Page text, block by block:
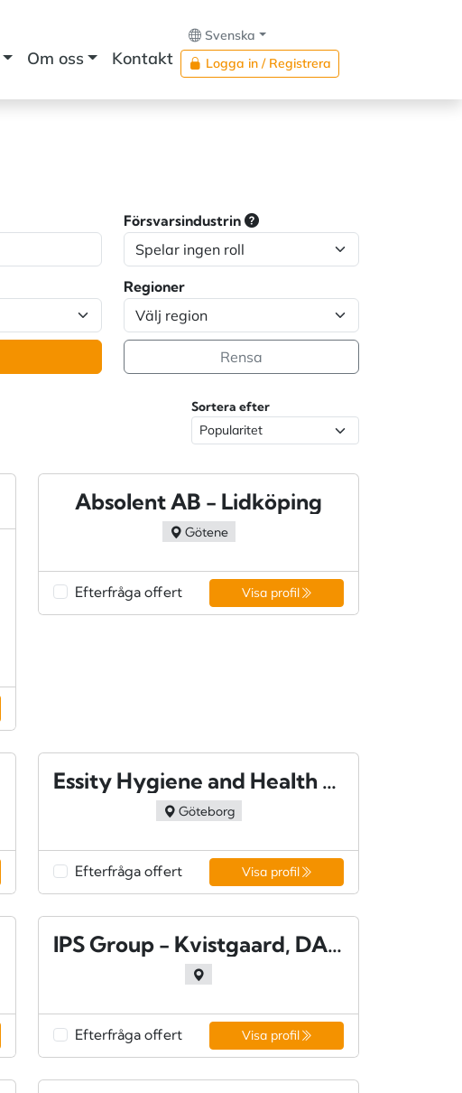
Om oss Kontakt
Svenska
Logga in / Registrera
Försvarsindustrin
Regioner
Rensa
Sortera efter
Absolent AB - Lidköping
Götene
Efterfråga offert Visa profil
Essity Hygiene and Health AB - Göteborg
Göteborg
Efterfråga offert Visa profil
IPS Group - Kvistgaard, DANMARK
Efterfråga offert Visa profil